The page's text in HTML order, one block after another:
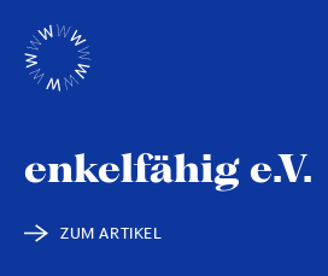
enkelfähig e.V.
ZUM ARTIKEL